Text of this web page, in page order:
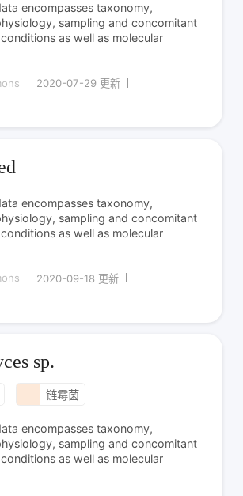
encompasses taxonomy,
sampling and concomitant
as well as molecular
2020-07-29 更新
encompasses taxonomy,
sampling and concomitant
as well as molecular
2020-09-18 更新
sp.
链霉菌
encompasses taxonomy,
sampling and concomitant
as well as molecular